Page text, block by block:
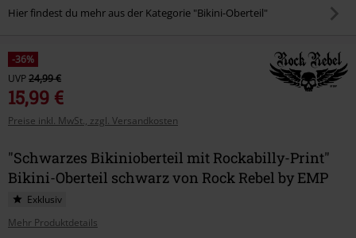
Hier findest du mehr aus der Kategorie "Bikini-Oberteil"
-36%
UVP24,99 €
15,99 €
Preise inkl. MwSt., zzgl. Versandkosten
"Schwarzes Bikinioberteil mit Rockabilly-Print"
Bikini-Oberteil schwarz von Rock Rebel by EMP
Exklusiv
Mehr Produktdetails